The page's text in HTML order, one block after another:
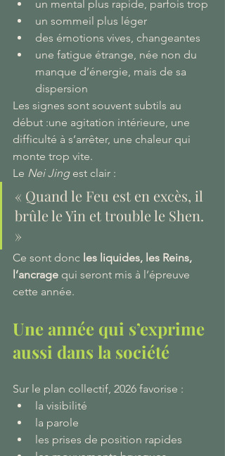
un mental plus rapide, parfois trop
un sommeil plus léger
des émotions vives, changeantes
une fatigue étrange, née non du
manque d’énergie, mais de sa
dispersion
Les signes sont souvent subtils au
début :une agitation intérieure, une
difficulté à s’arrêter, une chaleur qui
monte trop vite.
Le Nei Jing est clair :
« Quand le Feu est en excès, il
brûle le Yin et trouble le Shen.
»
Ce sont donc les liquides, les Reins,
l’ancrage qui seront mis à l’épreuve
cette année.
Une année qui s’exprime
aussi dans la société
Sur le plan collectif, 2026 favorise :
la visibilité
la parole
les prises de position rapides